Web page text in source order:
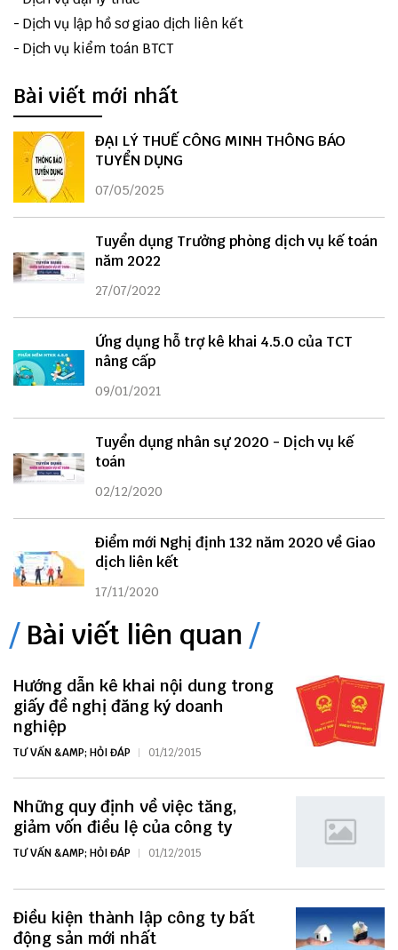
- Dịch vụ lập hồ sơ giao dịch liên kết
- Dịch vụ kiểm toán BTCT
Bài viết mới nhất
ĐẠI LÝ THUẾ CÔNG MINH THÔNG BÁO
TUYỂN DỤNG
07/05/2025
Tuyển dụng Trưởng phòng dịch vụ kế toán
năm 2022
27/07/2022
Ứng dụng hỗ trợ kê khai 4.5.0 của TCT
nâng cấp
09/01/2021
Tuyển dụng nhân sự 2020 - Dịch vụ kế
toán
02/12/2020
Điểm mới Nghị định 132 năm 2020 về Giao
dịch liên kết
17/11/2020
Bài viết liên quan
Hướng dẫn kê khai nội dung trong
giấy đề nghị đăng ký doanh
nghiệp
TƯ VẤN &AMP; HỎI ĐÁP 01/12/2015
Những quy định về việc tăng,
giảm vốn điều lệ của công ty
TƯ VẤN &AMP; HỎI ĐÁP 01/12/2015
Điều kiện thành lập công ty bất
động sản mới nhất